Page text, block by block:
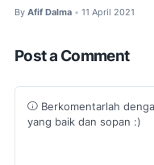
By Afif Dalma • 11 April 2021
Post a Comment
Berkomentarlah
yang baik dan sopan :)